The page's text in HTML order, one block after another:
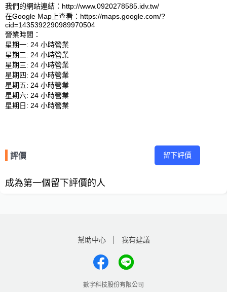
我們的網站連結：http://www.0920278585.idv.tw/
在Google Map上查看：https://maps.google.com/?
cid=1435392290989970504
營業時間：
星期一: 24 小時營業
星期二: 24 小時營業
星期三: 24 小時營業
星期四: 24 小時營業
星期五: 24 小時營業
星期六: 24 小時營業
評價 留下評價
成為第一個留下評價的人
幫助中心 我有建議
數字科技股份有限公司